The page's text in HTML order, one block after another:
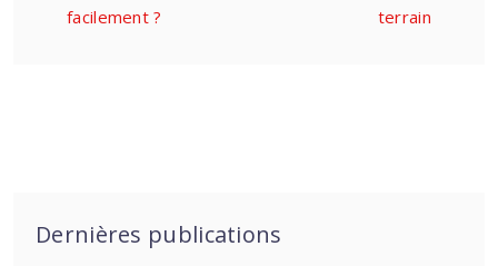
facilement ?
terrain
Dernières publications